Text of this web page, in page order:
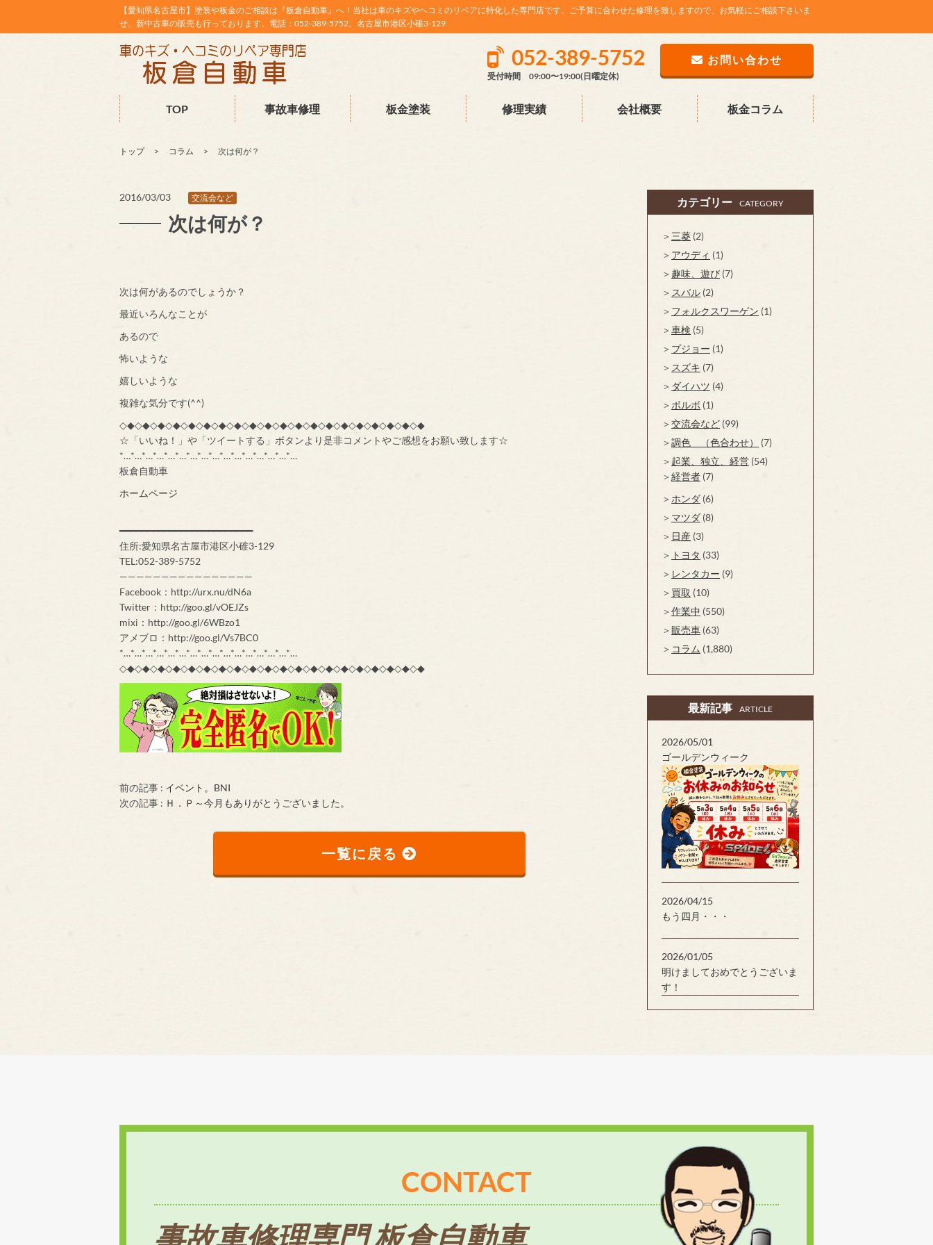
【愛知県名古屋市】塗装や板金のご相談は『板倉自動車』へ！当社は車のキズやヘコミのリペアに特化した専門店です。ご予算に合わせた修理を致しますので、お気軽にご相談下さいま
せ。新中古車の販売も行っております。電話：052-389-5752。名古屋市港区小碓3-129
052-389-5752
受付時間 09:00〜19:00(日曜定休)
お問い合わせ
TOP 事故車修理 板金塗装 修理実績 会社概要 板金コラム
トップ コラム 次は何が？
2016/03/03 交流会など
次は何が？
次は何があるのでしょうか？
最近いろんなことが
あるので
怖いような
嬉しいような
複雑な気分です(^^)
◇◆◇◆◇◆◇◆◇◆◇◆◇◆◇◆◇◆◇◆◇◆◇◆◇◆◇◆◇◆◇◆◇◆◇◆◇◆◇◆
☆「いいね！」や「ツイートする」ボタンより是非コメントやご感想をお願い致します☆
*…*…*…*…*…*…*…*…*…*…*…*…*…*…*…*…
板倉自動車
ホームページ
━━━━━━━━━━━━━━━━━━━━━━━━
住所:愛知県名古屋市港区小碓3-129
TEL:052-389-5752
————————————————
Facebook：http://urx.nu/dN6a
Twitter：http://goo.gl/vOEJZs
mixi：http://goo.gl/6WBzo1
アメブロ：http://goo.gl/Vs7BC0
*…*…*…*…*…*…*…*…*…*…*…*…*…*…*…*…
◇◆◇◆◇◆◇◆◇◆◇◆◇◆◇◆◇◆◇◆◇◆◇◆◇◆◇◆◇◆◇◆◇◆◇◆◇◆◇◆
前の記事 : イベント。BNI
次の記事 : Ｈ．Ｐ～今月もありがとうございました。
一覧に戻る
カテゴリー CATEGORY
三菱 (2)
アウディ (1)
趣味、遊び (7)
スバル (2)
フォルクスワーゲン (1)
車検 (5)
プジョー (1)
スズキ (7)
ダイハツ (4)
ボルボ (1)
交流会など (99)
調色 （色合わせ）
(7)
起業、独立、経営 (54)
経営者 (7)
ホンダ (6)
マツダ (8)
日産 (3)
トヨタ (33)
レンタカー (9)
買取 (10)
作業中 (550)
販売車 (63)
コラム (1,880)
最新記事 ARTICLE
2026/05/01
ゴールデンウィーク
2026/04/15
もう四月・・・
2026/01/05
明けましておめでとうございま
す！
CONTACT
事故車修理専門 板倉自動車